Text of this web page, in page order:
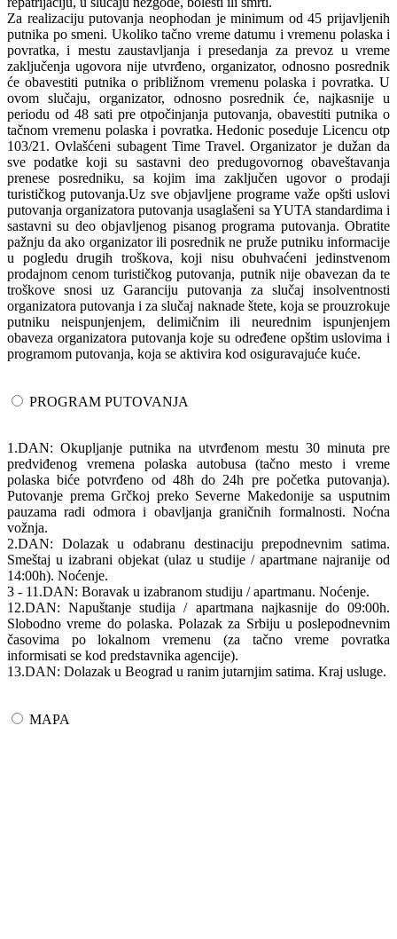
Za realizaciju putovanja neophodan je minimum od 45 prijavljenih
putnika po smeni. Ukoliko tačno vreme datumu i vremenu polaska i
povratka, i mestu zaustavljanja i presedanja za prevoz u vreme
zaključenja ugovora nije utvrđeno, organizator, odnosno posrednik
će obavestiti putnika o približnom vremenu polaska i povratka. U
ovom slučaju, organizator, odnosno posrednik će, najkasnije u
periodu od 48 sati pre otpočinjanja putovanja, obavestiti putnika o
tačnom vremenu polaska i povratka. Hedonic poseduje Licencu otp
103/21. Ovlašćeni subagent Time Travel. Organizator je dužan da
sve podatke koji su sastavni deo predugovornog obaveštavanja
prenese posredniku, sa kojim ima zaključen ugovor o prodaji
turističkog putovanja.Uz sve objavljene programe važe opšti uslovi
putovanja organizatora putovanja usaglašeni sa YUTA standardima i
sastavni su deo objavljenog pisanog programa putovanja. Obratite
pažnju da ako organizator ili posrednik ne pruže putniku informacije
u pogledu drugih troškova, koji nisu obuhvaćeni jedinstvenom
prodajnom cenom turističkog putovanja, putnik nije obavezan da te
troškove snosi uz Garanciju putovanja za slučaj insolventnosti
organizatora putovanja i za slučaj naknade štete, koja se prouzrokuje
putniku neispunjenjem, delimičnim ili neurednim ispunjenjem
obaveza organizatora putovanja koje su određene opštim uslovima i
programom putovanja, koja se aktivira kod osiguravajuće kuće.
PROGRAM PUTOVANJA
1.DAN: Okupljanje putnika na utvrđenom mestu 30 minuta pre
predviđenog vremena polaska autobusa (tačno mesto i vreme
polaska biće potvrđeno od 48h do 24h pre početka putovanja).
Putovanje prema Grčkoj preko Severne Makedonije sa usputnim
pauzama radi odmora i obavljanja graničnih formalnosti. Noćna
vožnja.
2.DAN: Dolazak u odabranu destinaciju prepodnevnim satima.
Smeštaj u izabrani objekat (ulaz u studije / apartmane najranije od
14:00h). Noćenje.
3 - 11.DAN: Boravak u izabranom studiju / apartmanu. Noćenje.
12.DAN: Napuštanje studija / apartmana najkasnije do 09:00h.
Slobodno vreme do polaska. Polazak za Srbiju u poslepodnevnim
časovima po lokalnom vremenu (za tačno vreme povratka
informisati se kod predstavnika agencije).
13.DAN: Dolazak u Beograd u ranim jutarnjim satima. Kraj usluge.
MAPA